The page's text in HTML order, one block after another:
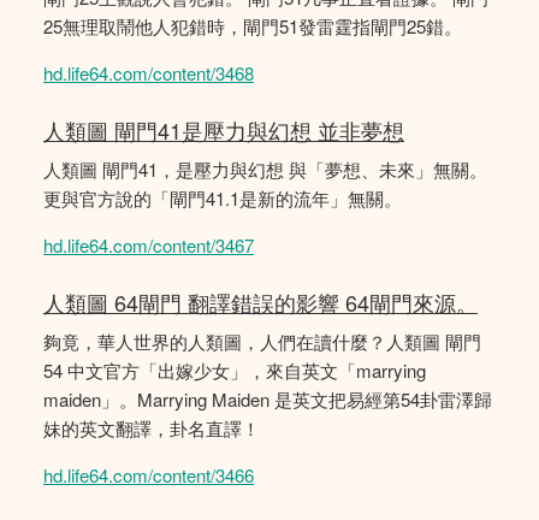
25無理取鬧他人犯錯時，閘門51發雷霆指閘門25錯。
hd.life64.com/content/3468
人類圖 閘門41是壓力與幻想 並非夢想
人類圖 閘門41，是壓力與幻想 與「夢想、未來」無關。
更與官方說的「閘門41.1是新的流年」無關。
hd.life64.com/content/3467
人類圖 64閘門 翻譯錯誤的影響 64閘門來源。
夠竟，華人世界的人類圖，人們在讀什麼？人類圖 閘門
54 中文官方「出嫁少女」，來自英文「marrying
maiden」。Marrying Maiden 是英文把易經第54卦雷澤歸
妹的英文翻譯，卦名直譯！
hd.life64.com/content/3466